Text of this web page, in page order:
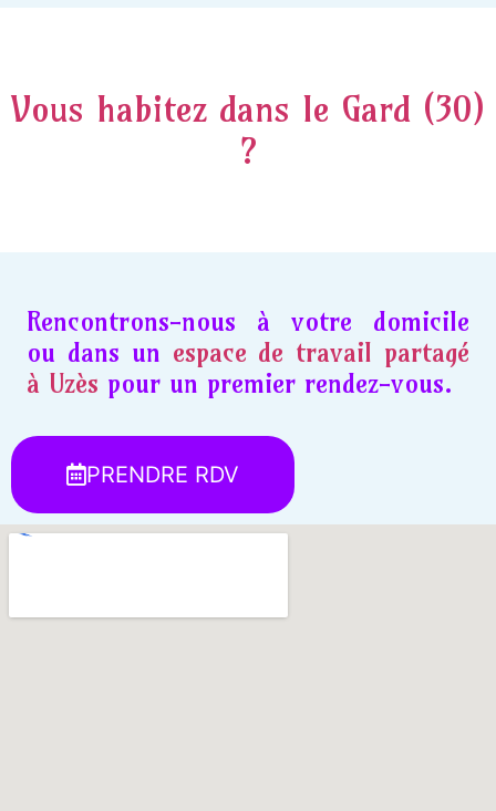
Vous habitez dans le Gard (30)
?
Rencontrons-nous à votre domicile
ou dans un espace de travail partagé
à Uzès pour un premier rendez-vous.
PRENDRE RDV